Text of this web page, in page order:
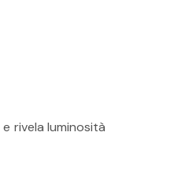
rivela luminosità